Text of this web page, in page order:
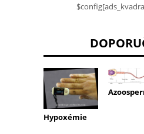
Hypoxémie